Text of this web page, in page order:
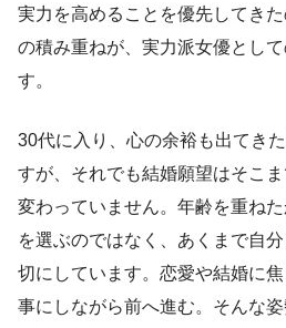
実力を高めることを優先してき
の積み重ねが、実力派女優とし
す。
30代に入り、心の余裕も出てき
すが、それでも結婚願望はそこ
変わっていません。年齢を重ね
を選ぶのではなく、あくまで自
切にしています。恋愛や結婚に
事にしながら前へ進む。そんな